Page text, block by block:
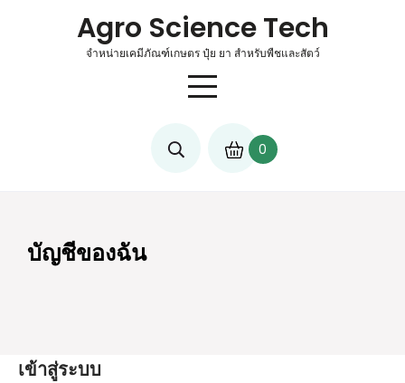
Agro Science Tech
จำหน่ายเคมีภัณฑ์เกษตร ปุ๋ย ยา สำหรับพืชและสัตว์
0
บัญชีของฉัน
เข้าสู่ระบบ